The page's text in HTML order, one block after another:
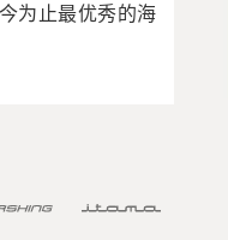
为止最优秀的海